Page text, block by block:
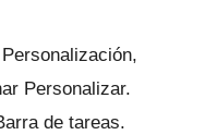
Personalizar.
de tareas.